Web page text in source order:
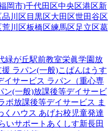
岡市)千代田区中央区港区新
品川区 目黒区大田区世田谷区
荒川区板橋区練馬区足立区葛
緑が丘駅前教室栄眞学園放
援 ラパン(一般)こぱんはうす
イサービス ラパン（重心専
ン(一般)放課後等デイサービ
ボ放課後等デイサービス ま
くハウス あげお校 児童発達
いサポートあくしす新長田